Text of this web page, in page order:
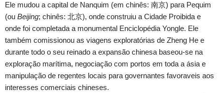
Ele mudou a capital de Nanquim (em chinês: 南京) para Pequim
(ou Beijing; chinês: 北京), onde construiu a Cidade Proibida e
onde foi completada a monumental Enciclopédia Yongle. Ele
também comissionou as viagens exploratórias de Zheng He e
durante todo o seu reinado a expansão chinesa baseou-se na
exploração marítima, negociação com portos em toda a ásia e
manipulação de regentes locais para governantes favoraveis aos
interesses comerciais chineses.